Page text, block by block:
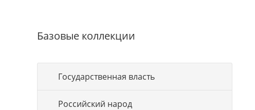
Базовые коллекции
Государственная власть
Российский народ